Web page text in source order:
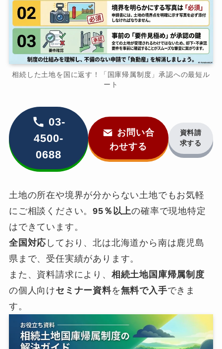
相続した土地を国に返す！「国庫帰属制度」承認への最短ル
ート
03-
4500-
0688
お問い合
わせする
資料請
求する
土地の所在や境界が分からない土地でもお気軽
にご相談ください。95％以上の確率で現地特定
はできています。
全国対応 しており、北は北海道から南は鹿児島
県まで、受任実績があります。
また、資料請求により、 相続土地国庫帰属制度
の個人向けセミナー資料を無料で入手できま
す。